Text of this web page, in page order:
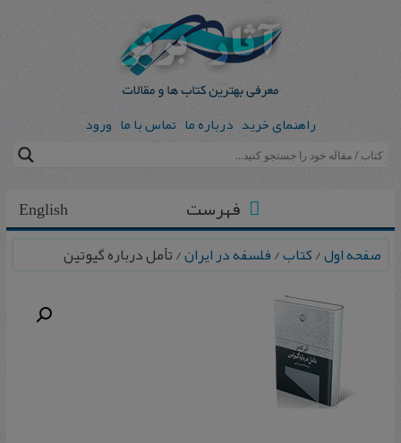
راهنمای خرید درباره ما تماس با ما ورود
English فهرست
صفحه اول/کتاب/فلسفه در ایران/ تأمل درباره گیوتین